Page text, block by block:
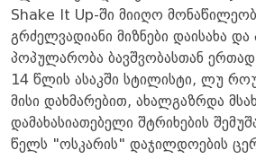
Shake It Up-ში მიიღო
გრძელვადიანი მიზნები დაისახა
პოპულარობა ბავშვობასთან
14 წლის ასაკში სტილისტი, ლუ
მისი დახმარებით, ახალგაზრდა
დამახასიათებელი შტრიხების
წელს "ოსკარის" დაჯილდოების